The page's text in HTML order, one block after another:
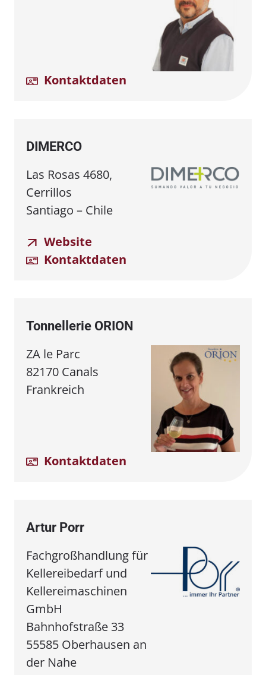
Kontaktdaten
DIMERCO
Las Rosas 4680,
Cerrillos
Santiago – Chile
Website
Kontaktdaten
Tonnellerie ORION
ZA le Parc
82170 Canals
Frankreich
Kontaktdaten
Artur Porr
Fachgroßhandlung für
Kellereibedarf und
Kellereimaschinen
GmbH
Bahnhofstraße 33
55585 Oberhausen an
der Nahe